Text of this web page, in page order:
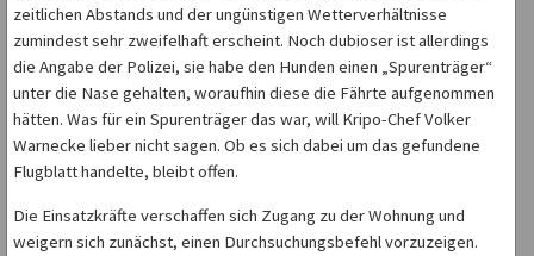
zeitlichen Abstands und der ungünstigen Wetterverhältnisse
zumindest sehr zweifelhaft erscheint. Noch dubioser ist allerdings
die Angabe der Polizei, sie habe den Hunden einen „Spurenträger“
unter die Nase gehalten, woraufhin diese die Fährte aufgenommen
hätten. Was für ein Spurenträger das war, will Kripo-Chef Volker
Warnecke lieber nicht sagen. Ob es sich dabei um das gefundene
Flugblatt handelte, bleibt offen.
Die Einsatzkräfte verschaffen sich Zugang zu der Wohnung und
weigern sich zunächst, einen Durchsuchungsbefehl vorzuzeigen.